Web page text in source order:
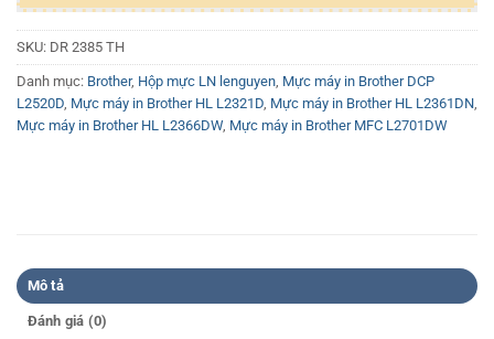
SKU: DR 2385 TH
Danh mục: Brother, Hộp mực LN lenguyen Mực máy in Brother DCP
L2520D Mực máy in Brother HL L2321D Mực máy in Brother HL L2361DN
Mực máy in Brother HL L2366DW, Mực máy in Brother MFC L2701DW
Mô tả
Đánh giá (0)